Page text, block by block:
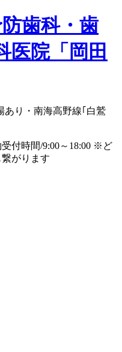
あり・南海高野線｢白鷲
受付時間/9:00～18:00 ※ど
がります